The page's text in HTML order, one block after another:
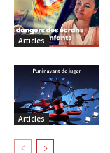
Articles
Articles